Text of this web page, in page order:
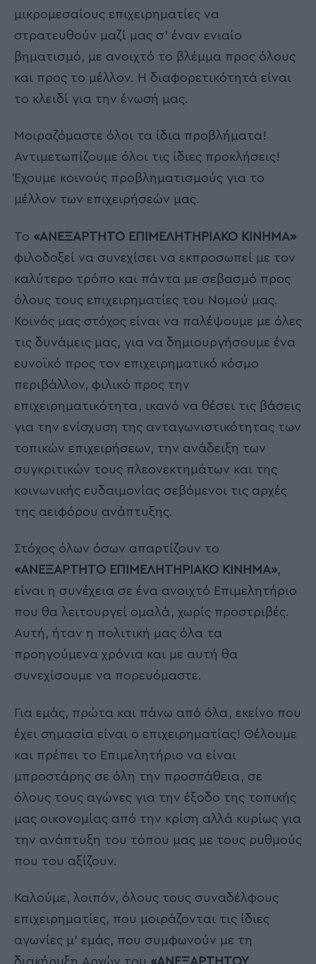
μικρομεσαίους επιχειρηματίες να
στρατευθούν μαζί μας σ’ έναν ενιαίο
βηματισμό, με ανοιχτό το βλέμμα προς όλους
και προς το μέλλον. Η διαφορετικότητά είναι
το κλειδί για την ένωσή μας.
Μοιραζόμαστε όλοι τα ίδια προβλήματα!
Αντιμετωπίζουμε όλοι τις ίδιες προκλήσεις!
Έχουμε κοινούς προβληματισμούς για το
μέλλον των επιχειρήσεών μας.
Το «ΑΝΕΞΑΡΤΗΤΟ ΕΠΙΜΕΛΗΤΗΡΙΑΚΟ ΚΙΝΗΜΑ»
φιλοδοξεί να συνεχίσει να εκπροσωπεί με τον
καλύτερο τρόπο και πάντα με σεβασμό προς
όλους τους επιχειρηματίες του Νομού μας.
Κοινός μας στόχος είναι να παλέψουμε με όλες
τις δυνάμεις μας, για να δημιουργήσουμε ένα
ευνοϊκό προς τον επιχειρηματικό κόσμο
περιβάλλον, φιλικό προς την
επιχειρηματικότητα, ικανό να θέσει τις βάσεις
για την ενίσχυση της ανταγωνιστικότητας των
τοπικών επιχειρήσεων, την ανάδειξη των
συγκριτικών τους πλεονεκτημάτων και της
κοινωνικής ευδαιμονίας σεβόμενοι τις αρχές
της αειφόρου ανάπτυξης.
Στόχος όλων όσων απαρτίζουν το
«ΑΝΕΞΑΡΤΗΤΟ ΕΠΙΜΕΛΗΤΗΡΙΑΚΟ ΚΙΝΗΜΑ»,
είναι η συνέχεια σε ένα ανοιχτό Επιμελητήριο
που θα λειτουργεί ομαλά, χωρίς προστριβές.
Αυτή, ήταν η πολιτική μας όλα τα
προηγούμενα χρόνια και με αυτή θα
συνεχίσουμε να πορευόμαστε.
Για εμάς, πρώτα και πάνω από όλα, εκείνο που
έχει σημασία είναι ο επιχειρηματίας! Θέλουμε
και πρέπει το Επιμελητήριο να είναι
μπροστάρης σε όλη την προσπάθεια, σε
όλους τους αγώνες για την έξοδο της τοπικής
μας οικονομίας από την κρίση αλλά κυρίως για
την ανάπτυξη του τόπου μας με τους ρυθμούς
που του αξίζουν.
Καλούμε, λοιπόν, όλους τους συναδέλφους
επιχειρηματίες, που μοιράζονται τις ίδιες
αγωνίες μ’ εμάς, που συμφωνούν με τη
διακήρυξη Αρχών του «ΑΝΕΞΑΡΤΗΤΟΥ